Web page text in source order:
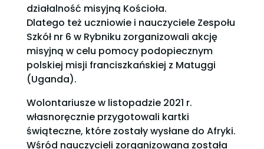
działalność misyjną Kościoła.
Dlatego też uczniowie i nauczyciele Zespołu
Szkół nr 6 w Rybniku zorganizowali akcję
misyjną w celu pomocy podopiecznym
polskiej misji franciszkańskiej z Matuggi
(Uganda).
Wolontariusze w listopadzie 2021 r.
własnoręcznie przygotowali kartki
świąteczne, które zostały wysłane do Afryki.
Wśród nauczycieli zorganizowana została